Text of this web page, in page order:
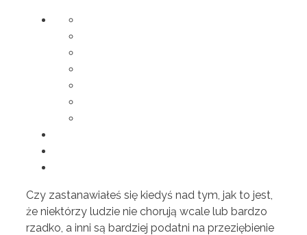
Czy zastanawiałeś się kiedyś nad tym, jak to jest,
że niektórzy ludzie nie chorują wcale lub bardzo
rzadko, a inni są bardziej podatni na przeziębienie